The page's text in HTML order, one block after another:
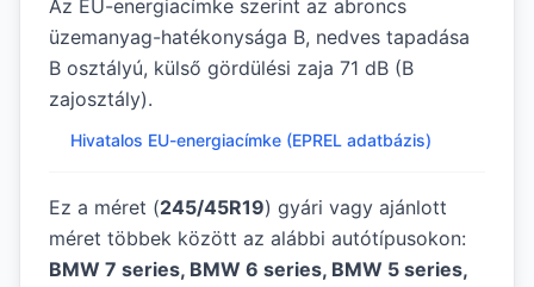
Az EU-energiacímke szerint az abroncs
üzemanyag-hatékonysága B, nedves tapadása
B osztályú, külső gördülési zaja 71 dB (B
zajosztály).
Hivatalos EU-energiacímke (EPREL adatbázis)
Ez a méret (245/45R19) gyári vagy ajánlott
méret többek között az alábbi autótípusokon:
BMW 7 series, BMW 6 series, BMW 5 series,